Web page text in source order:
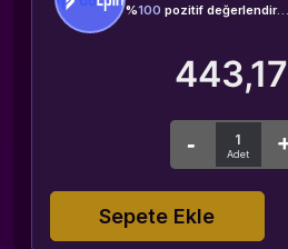
%100 pozitif değerlendirme
443,17
Sepete Ekle